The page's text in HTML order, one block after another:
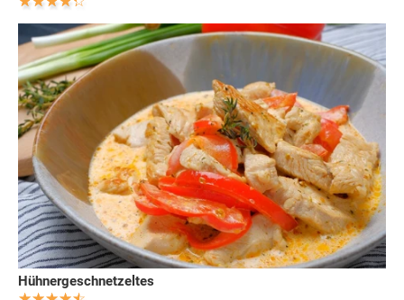
Hühnergeschnetzeltes